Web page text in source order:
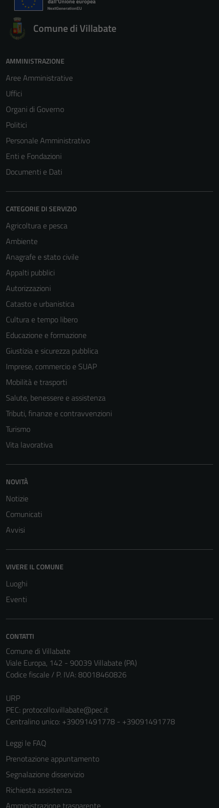
Comune di Villabate
AMMINISTRAZIONE
Aree Amministrative
Uffici
Organi di Governo
Politici
Personale Amministrativo
Enti e Fondazioni
Documenti e Dati
CATEGORIE DI SERVIZIO
Agricoltura e pesca
Ambiente
Anagrafe e stato civile
Appalti pubblici
Autorizzazioni
Catasto e urbanistica
Cultura e tempo libero
Educazione e formazione
Giustizia e sicurezza pubblica
Imprese, commercio e SUAP
Mobilità e trasporti
Salute, benessere e assistenza
Tributi, finanze e contravvenzioni
Turismo
Vita lavorativa
NOVITÀ
Notizie
Comunicati
Avvisi
VIVERE IL COMUNE
Luoghi
Eventi
CONTATTI
Comune di Villabate
Viale Europa, 142 - 90039 Villabate (PA)
Codice fiscale / P. IVA: 80018460826
URP
PEC: protocollo.villabate@pec.it
Centralino unico: +39091491778 - +39091491778
Leggi le FAQ
Prenotazione appuntamento
Segnalazione disservizio
Richiesta assistenza
Amministrazione trasparente
sono necessari